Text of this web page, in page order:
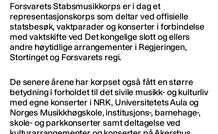
Forsvarets Stabsmusikkorps er i dag et
representasjonskorps som deltar ved offisielle
statsbesøk, vaktparader og konserter i forbindelse
med vaktskifte ved Det kongelige slott og ellers
andre høytidlige arrangementer i Regjeringen,
Stortinget og Forsvarets regi.
De senere årene har korpset også fått en større
betydning i forholdet til det sivile musikk- og kulturliv
med egne konserter i NRK, Universitetets Aula og
Norges Musikkhøgskole, institusjons-, barnehage-,
skole- og parkkonserter samt deltagelse ved